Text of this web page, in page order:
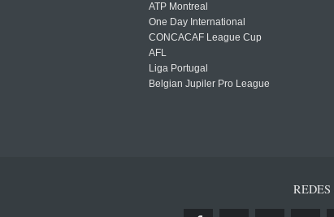
ATP Montreal
One Day International
CONCACAF League Cup
AFL
Liga Portugal
Belgian Jupiler Pro League